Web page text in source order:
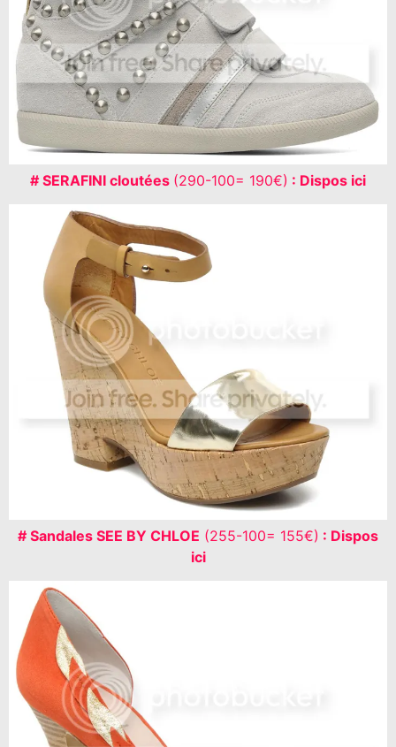
# SERAFINI cloutées (290-100= 190€) : Dispos ici
# Sandales SEE BY CHLOE (255-100= 155€) : Dispos
ici